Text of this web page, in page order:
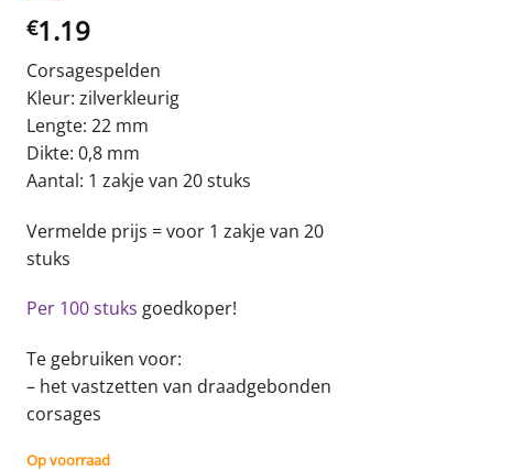
€1.19
Corsagespelden
Kleur: zilverkleurig
Lengte: 22 mm
Dikte: 0,8 mm
Aantal: 1 zakje van 20 stuks
Vermelde prijs = voor 1 zakje van 20
stuks
Per 100 stuks goedkoper!
Te gebruiken voor:
– het vastzetten van draadgebonden
corsages
Op voorraad